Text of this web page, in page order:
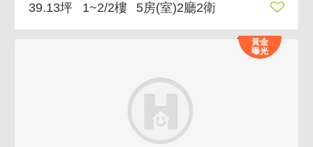
39.13坪 1~2/2樓 5房(室)2廳2衛
黃金
曝光